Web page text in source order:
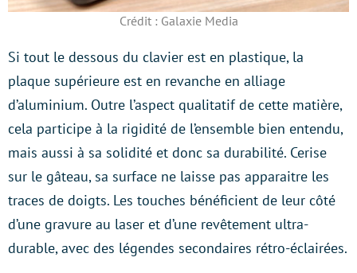
Crédit : Galaxie Media
Si tout le dessous du clavier est en plastique, la
plaque supérieure est en revanche en alliage
d’aluminium. Outre l’aspect qualitatif de cette matière,
cela participe à la rigidité de l’ensemble bien entendu,
mais aussi à sa solidité et donc sa durabilité. Cerise
sur le gâteau, sa surface ne laisse pas apparaitre les
traces de doigts. Les touches bénéficient de leur côté
d’une gravure au laser et d’une revêtement ultra-
durable, avec des légendes secondaires rétro-éclairées.